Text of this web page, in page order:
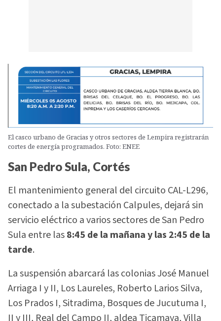
El casco urbano de Gracias y otros sectores de Lempira registrarán
cortes de energía programados. Foto: ENEE
San Pedro Sula, Cortés
El mantenimiento general del circuito CAL-L296,
conectado a la subestación Calpules, dejará sin
servicio eléctrico a varios sectores de San Pedro
Sula entre las8:45 de la mañana y las 2:45 de la
tarde.
La suspensión abarcará las colonias José Manuel
Arriaga I y II, Los Laureles, Roberto Larios Silva,
Los Prados I, Sitradima, Bosques de Jucutuma I,